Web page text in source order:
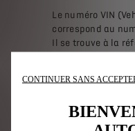
Le numéro VIN
correspond au
Il se trouve à la
CONTINUER SANS